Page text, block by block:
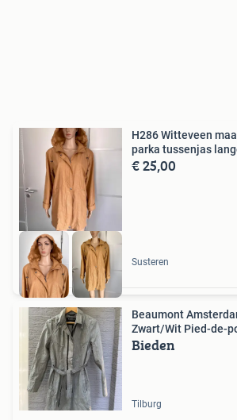
H286 Witteveen
parka tussenjas
€ 25,00
Susteren
Beaumont
Zwart/Wit Pied-de-
Bieden
Tilburg